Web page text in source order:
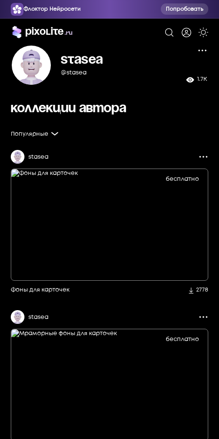
Флоктор Нейросети Попробовать
Pixolite .ru
1.7K
Stasea
@stasea
Коллекции автора
Популярные
stasea
бесплатно
Фоны для карточек 2778
stasea
бесплатно